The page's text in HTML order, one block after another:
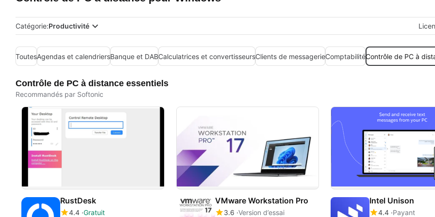
Catégorie:Productivité
ToutesAgendas et calendriersBanque et DABCalculatrices et convertisseursClients de messagerieComptabilitéContrôle de PC à
Contrôle de PC à distance essentiels
Recommandés par Softonic
RustDesk
4.4 Gratuit
VMware Workstation Pro
3.6 Version d’essai
Intel Unison
4.4 Payant